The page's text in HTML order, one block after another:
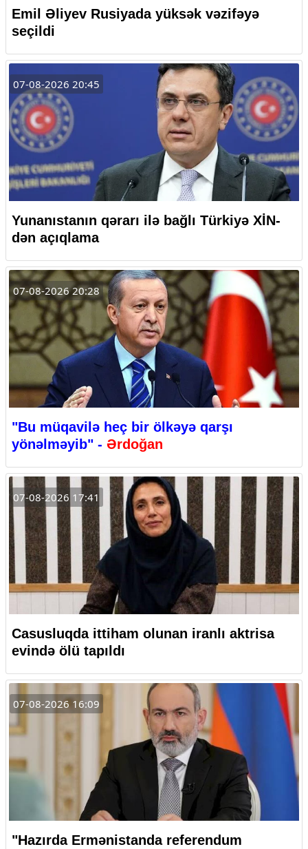
Emil Əliyev Rusiyada yüksək vəzifəyə
seçildi
07-08-2026 20:45
Yunanıstanın qərarı ilə bağlı Türkiyə XİN-
dən açıqlama
07-08-2026 20:28
"Bu müqavilə heç bir ölkəyə qarşı
yönəlməyib" - Ərdoğan
07-08-2026 17:41
Casusluqda ittiham olunan iranlı aktrisa
evində ölü tapıldı
07-08-2026 16:09
"Hazırda Ermənistanda referendum